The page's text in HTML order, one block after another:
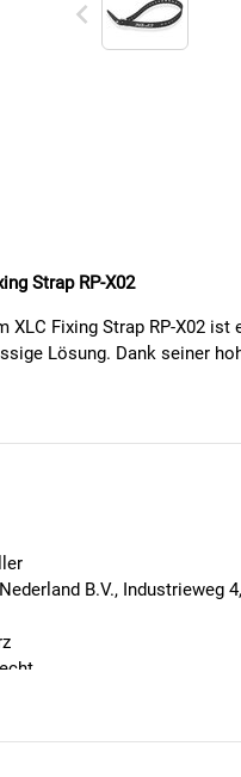
Strap RP-X02
XLC Fixing Strap RP-X02
Lösung. Dank seiner
Fixierband zur
auch bei Vibrationen
nicht und ist
B.V., Industrieweg